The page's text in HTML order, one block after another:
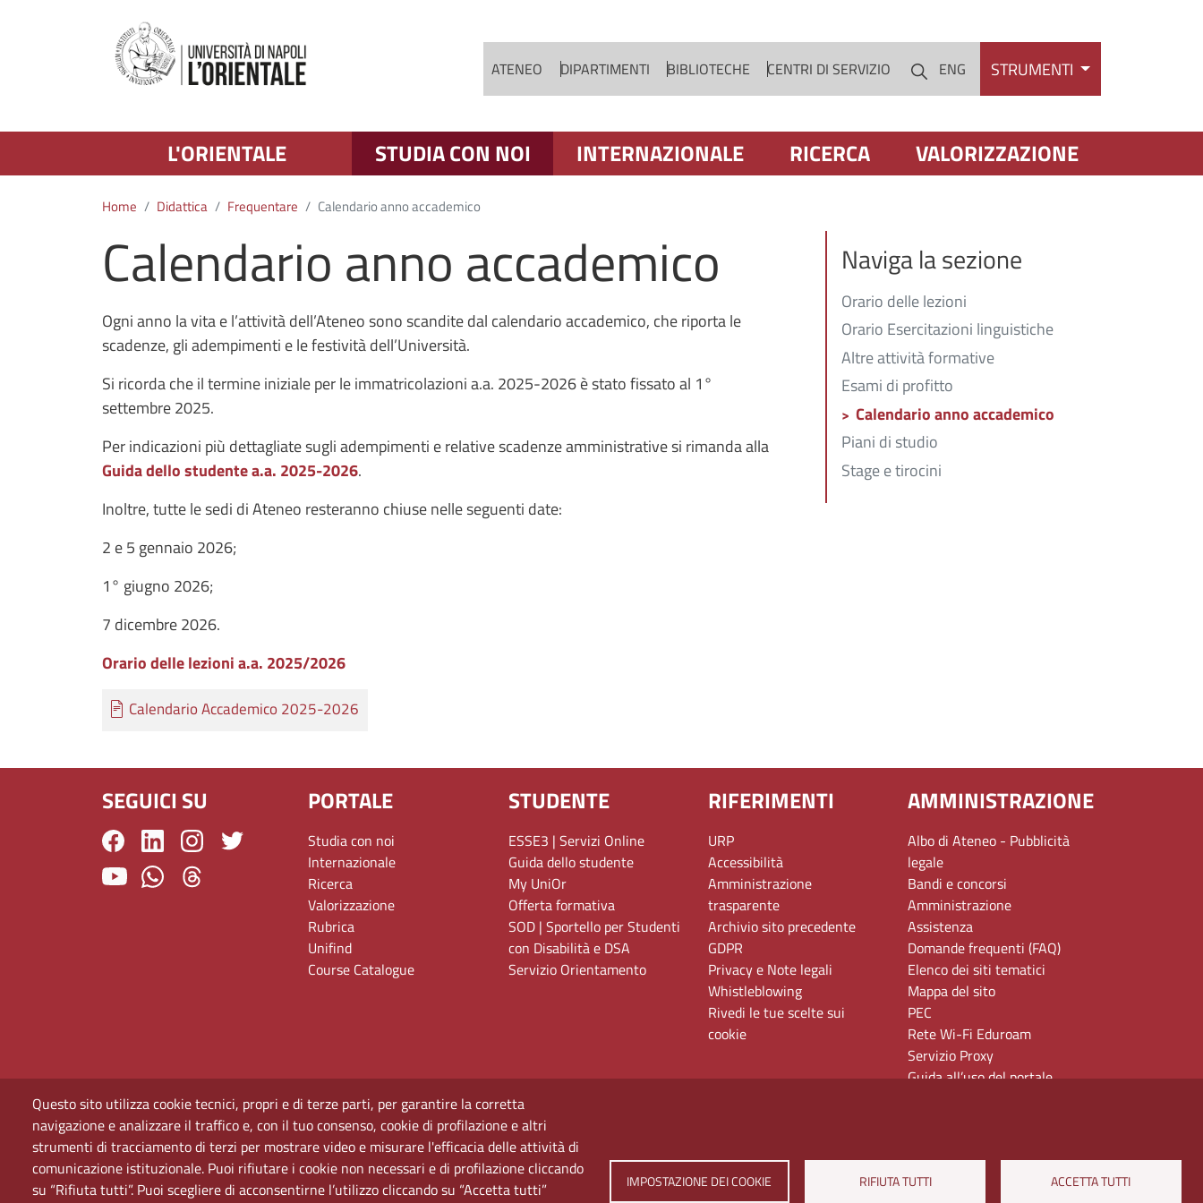
ATENEO DIPARTIMENTI BIBLIOTECHE CENTRI DI SERVIZIO CercaENG STRUMENTI
L'ORIENTALE STUDIA CON NOI INTERNAZIONALE RICERCA VALORIZZAZIONE
Home Didattica Frequentare Calendario anno accademico
Calendario anno accademico
Ogni anno la vita e l’attività dell’Ateneo sono scandite dal calendario accademico, che riporta le
scadenze, gli adempimenti e le festività dell’Università.
Si ricorda che il termine iniziale per le immatricolazioni a.a. 2025-2026 è stato fissato al 1°
settembre 2025.
Per indicazioni più dettagliate sugli adempimenti e relative scadenze amministrative si rimanda alla
Guida dello studente a.a. 2025-2026.
Inoltre, tutte le sedi di Ateneo resteranno chiuse nelle seguenti date:
2 e 5 gennaio 2026;
1° giugno 2026;
7 dicembre 2026.
Orario delle lezioni a.a. 2025/2026
Documento
Calendario Accademico 2025-2026
Questo sito utilizza cookie tecnici, propri e di terze parti, per garantire la corretta
navigazione e analizzare il traffico e, con il tuo consenso, cookie di profilazione e altri
strumenti di tracciamento di terzi per mostrare video e misurare l'efficacia delle attività di
comunicazione istituzionale. Puoi rifiutare i cookie non necessari e di profilazione cliccando
su “Rifiuta tutti”. Puoi scegliere di acconsentirne l’utilizzo cliccando su “Accetta tutti”
IMPOSTAZIONE DEI COOKIE RIFIUTA TUTTI ACCETTA TUTTI
Naviga la sezione
Orario delle lezioni
Orario Esercitazioni linguistiche
Altre attività formative
Esami di profitto
Calendario anno accademico
Piani di studio
Stage e tirocini
SEGUICI SU PORTALE
Studia con noi
Internazionale
Ricerca
Valorizzazione
Rubrica
Unifind
Course Catalogue
STUDENTE
ESSE3 | Servizi Online
Guida dello studente
My UniOr
Offerta formativa
SOD | Sportello per Studenti
con Disabilità e DSA
Servizio Orientamento
RIFERIMENTI
URP
Accessibilità
Amministrazione
trasparente
Archivio sito precedente
GDPR
Privacy e Note legali
Whistleblowing
Rivedi le tue scelte sui
cookie
AMMINISTRAZIONE
Albo di Ateneo - Pubblicità
legale
Bandi e concorsi
Amministrazione
Assistenza
Domande frequenti (FAQ)
Elenco dei siti tematici
Mappa del sito
PEC
Rete Wi-Fi Eduroam
Servizio Proxy
Guida all’uso del portale
Università di Napoli L'Orientale. Palazzo Du Mesnil - Via Chiatamone 61/62 - 80121 Napoli